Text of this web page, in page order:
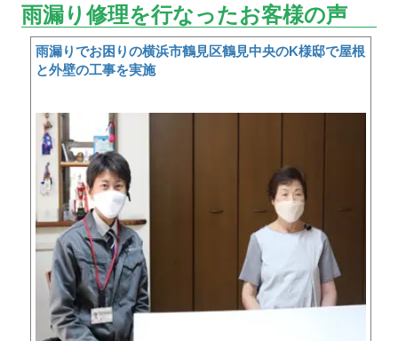
雨漏り修理を行なったお客様の声
雨漏りでお困りの横浜市鶴見区鶴見中央のK様邸で屋根
と外壁の工事を実施